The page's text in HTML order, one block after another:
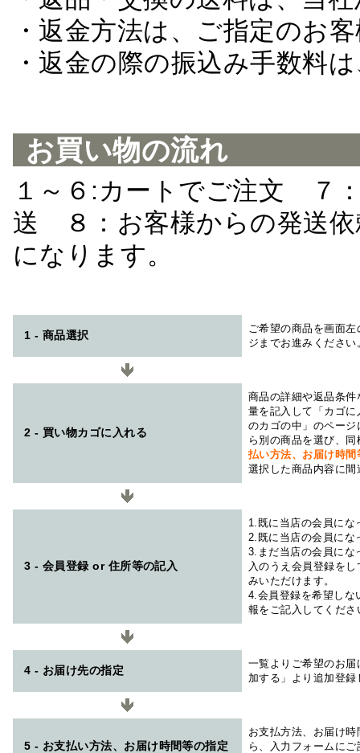
・返金方法は、ご指定のお
・返金の際の振込み手数料
お買い物の流れ
１～６:カートでご注文 ７
送 ８：お客様からの発送
になります。
1 - 商品選択
ご希望の商品を画面
ジまでお進みください
2 - 買い物カゴに入れる
商品の詳細や返品条
量を記入して「カゴ
のカゴの中」のペー
ら別の商品を選び、
払い方法、お届け時
選択した商品内容に
3 - 会員登録 or 住所等の記入
1.既に当店の会員にな
2.既に当店の会員にな
3.まだ当店の会員にな
入のうえ会員登録を
みいただけます。
4.会員登録を希望しな
報をご記入してくださ
4 - お届け先の指定
一覧よりご希望のお
加する」より追加登
5 - お支払い方法、お届け時間等の指定
お支払方法、お届け
ら、入力フォームに